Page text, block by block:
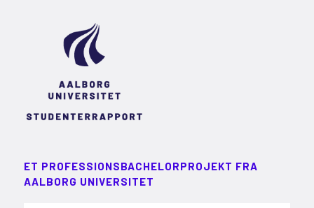
ET PROFESSIONSBACHELORPROJEKT FRA
AALBORG UNIVERSITET